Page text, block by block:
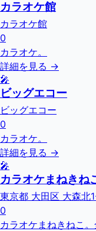
カラオケ館
カラオケ館
0
カラオケ。
詳細を見る →
🎤
ビッグエコー
ビッグエコー
0
カラオケ。
詳細を見る →
🎤
カラオケまねきね
東京都 大田区 大森北
0
カラオケまねきねこ